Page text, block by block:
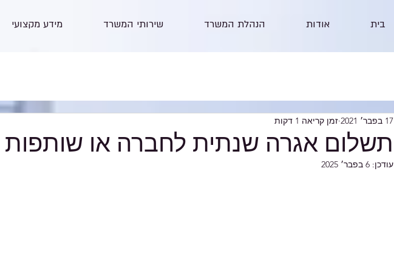
בית אודות הנהלת המשרד שירותי המשרד מידע מקצועי
תשלום אגרה שנתית לחברה או שותפות
17 בפבר׳ 2021 זמן קריאה 1 דקות
עודכן: 6 בפבר׳ 2025